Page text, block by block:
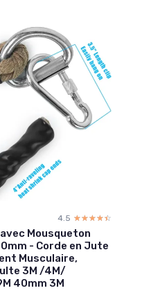
4.5 ☆☆☆☆☆
★★★★★
Mousqueton
- Corde en Jute
Musculaire,
3M /4M/
40mm 3M